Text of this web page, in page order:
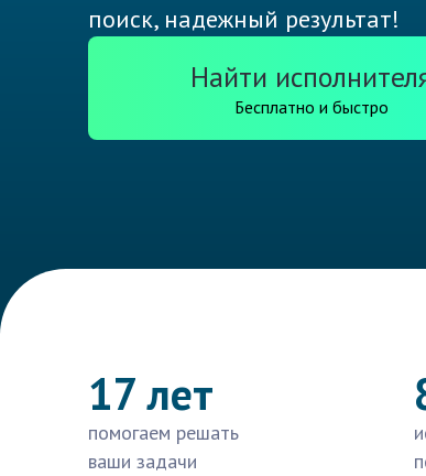
поиск, надежный результат!
Найти
Бесплатно и быстро
17 лет
помогаем решать
ваши задачи